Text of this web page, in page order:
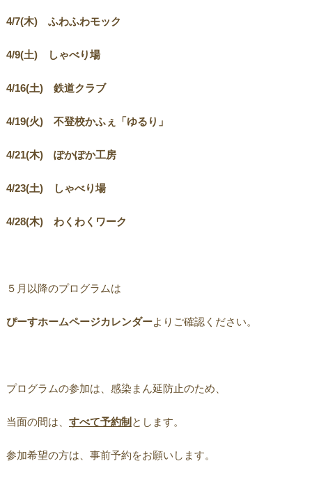
4/7(木) ふわふわモック
4/9(土) しゃべり場
4/16(土) 鉄道クラブ
4/19(火) 不登校かふぇ「ゆるり」
4/21(木) ぽかぽか工房
4/23(土) しゃべり場
4/28(木) わくわくワーク
５月以降のプログラムは
ぴーすホームページカレンダーよりご確認ください。
プログラムの参加は、感染まん延防止のため、
当面の間は、 すべて予約制 とします。
参加希望の方は、事前予約をお願いします。